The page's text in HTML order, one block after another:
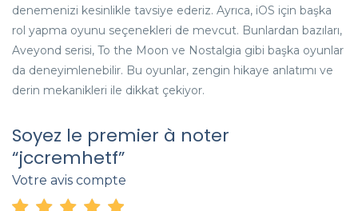
denemenizi kesinlikle tavsiye ederiz. Ayrıca, iOS için başka
rol yapma oyunu seçenekleri de mevcut. Bunlardan bazıları,
Aveyond serisi, To the Moon ve Nostalgia gibi başka oyunlar
da deneyimlenebilir. Bu oyunlar, zengin hikaye anlatımı ve
derin mekanikleri ile dikkat çekiyor.
Soyez le premier à noter
“jccremhetf”
Votre avis compte